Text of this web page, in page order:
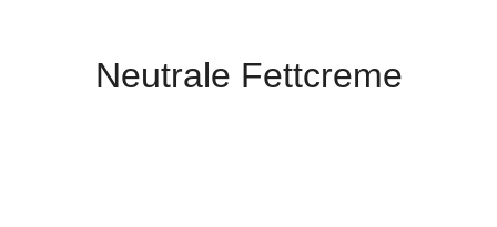
Neutrale Fettcreme